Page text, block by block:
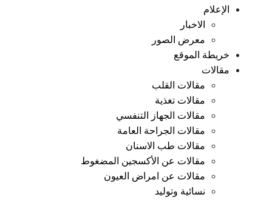
الإعلام
الاخبار
معرض الصور
خريطة الموقع
مقالات
مقالات القلب
مقالات تغذية
مقالات الجهاز التنفسي
مقالات الجراحة العامة
مقالات طب الاسنان
مقالات عن الأكسجين المضغوط
مقالات عن امراض العيون
نسائية وتوليد